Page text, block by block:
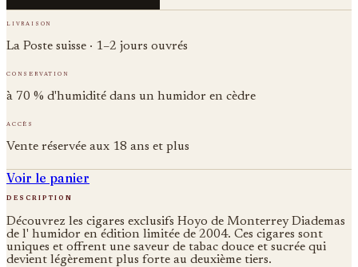
livraison
La Poste suisse · 1–2 jours ouvrés
conservation
à 70 % d'humidité dans un humidor en cèdre
accès
Vente réservée aux 18 ans et plus
Voir le panier
description
Découvrez les cigares exclusifs Hoyo de Monterrey Diademas
de l' humidor en édition limitée de 2004. Ces cigares sont
uniques et offrent une saveur de tabac douce et sucrée qui
devient légèrement plus forte au deuxième tiers.